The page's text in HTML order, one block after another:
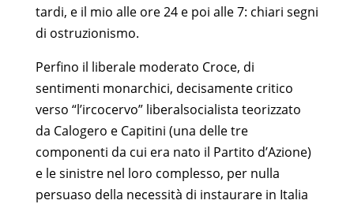
tardi, e il mio alle ore 24 e poi alle 7: chiari segni
di ostruzionismo.
Perfino il liberale moderato Croce, di
sentimenti monarchici, decisamente critico
verso “l’ircocervo” liberalsocialista teorizzato
da Calogero e Capitini (una delle tre
componenti da cui era nato il Partito d’Azione)
e le sinistre nel loro complesso, per nulla
persuaso della necessità di instaurare in Italia